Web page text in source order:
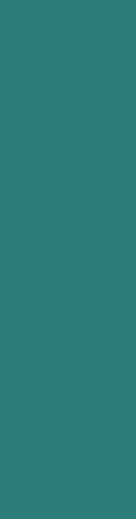
Evite linguagem
"Encarregado
concentre-se em
mensuráveis.
sua área não
Exemplos
Exemplo prático
Trabalhei no
sistemas ADAS
Desenvolvi
de sistemas
normas de